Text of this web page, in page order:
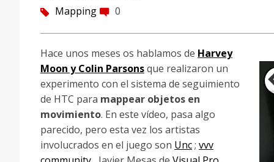
tag Mapping comment 0
Hace unos meses os hablamos de Harvey
Moon y Colin Parsonsque realizaron un
experimento con el sistema de seguimiento
de HTC para mappear objetos en
movimiento. En este vídeo, pasa algo
parecido, pero esta vez los artistas
involucrados en el juego son Unc; vvv